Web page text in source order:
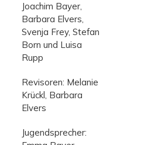
Joachim Bayer,
Barbara Elvers,
Svenja Frey, Stefan
Born und Luisa
Rupp
Revisoren: Melanie
Krückl, Barbara
Elvers
Jugendsprecher: